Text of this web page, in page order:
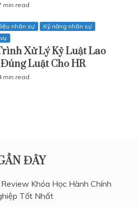
min read
nhân sự
Kỹ năng nhân sự
Xử Lý Kỷ Luật Lao
Luật Cho HR
min read
ĐÂY
Review Khóa Học Hành Chính
Tốt Nhất